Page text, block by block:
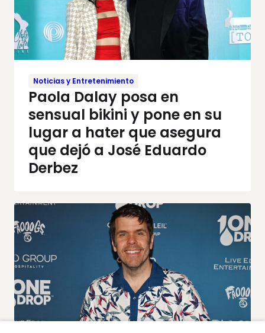
Noticias y Entretenimiento
Paola Dalay posa en
sensual bikini y pone en su
lugar a hater que asegura
que dejó a José Eduardo
Derbez